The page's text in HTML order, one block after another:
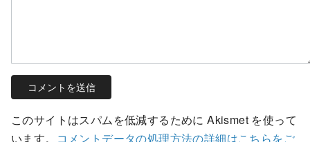
このサイトはスパムを低減するために Akismet を使って
います。
コメントデータの処理方法の詳細はこちらをご